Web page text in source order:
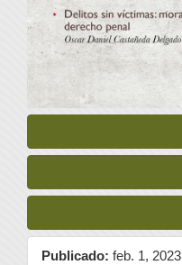
Publicado: feb. 1, 2023